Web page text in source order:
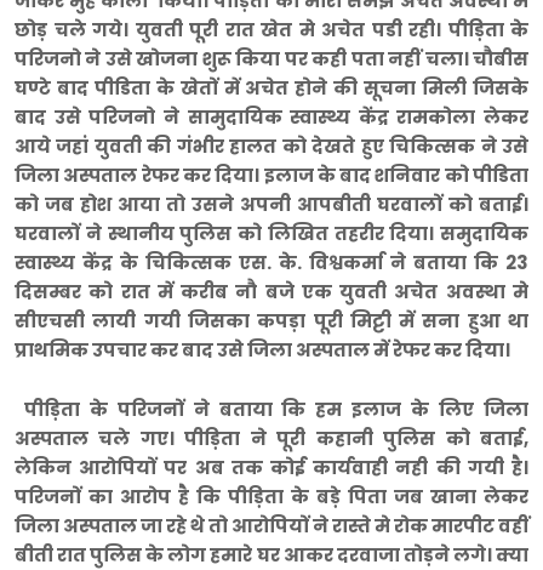
छोड़ चले गये। युवती पूरी रात खेत मे अचेत पडी रही। पीड़िता के
परिजनो ने उसे खोजना शुरू किया पर कही पता नहीं चला। चौबीस
घण्टे बाद पीडिता के खेतों में अचेत होने की सूचना मिली जिसके
बाद उसे परिजनो ने सामुदायिक स्वास्थ्य केंद्र रामकोला लेकर
आये जहां युवती की गंभीर हालत को देखते हुए चिकित्सक ने उसे
जिला अस्पताल रेफर कर दिया। इलाज के बाद शनिवार को पीडिता
को जब होश आया तो उसने अपनी आपबीती घरवालों को बताई।
घरवालों ने स्थानीय पुलिस को लिखित तहरीर दिया। समुदायिक
स्वास्थ्य केंद्र के चिकित्सक एस. के. विश्वकर्मा ने बताया कि 23
दिसम्बर को रात में करीब नौ बजे एक युवती अचेत अवस्था मे
सीएचसी लायी गयी जिसका कपड़ा पूरी मिट्टी में सना हुआ था
प्राथमिक उपचार कर बाद उसे जिला अस्पताल में रेफर कर दिया।
पीड़िता के परिजनों ने बताया कि हम इलाज के लिए जिला
अस्पताल चले गए। पीड़िता ने पूरी कहानी पुलिस को बताई,
लेकिन आरोपियों पर अब तक कोई कार्यवाही नही की गयी है।
परिजनों का आरोप है कि पीड़िता के बड़े पिता जब खाना लेकर
जिला अस्पताल जा रहे थे तो आरोपियों ने रास्ते मे रोक मारपीट वहीं
बीती रात पुलिस के लोग हमारे घर आकर दरवाजा तोड़ने लगे। क्या